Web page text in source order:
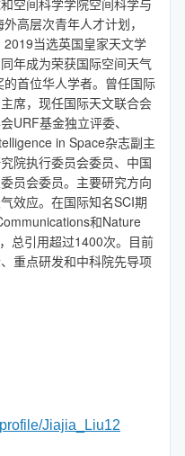
高层次青年人才计划，
当选英国皇家天文学
年成为荣获国际空间天气
首位华人学者。曾任国际
席，现任国际天文联合会
URF基金独立评委、
in Space杂志副主
院执行委员会委员、中国
员会委员。主要研究方向
效应。在国际知名SCI期
和Nature
总引用超过1400次。目前
重点研发和中科院先导项
Jiajia_Liu12